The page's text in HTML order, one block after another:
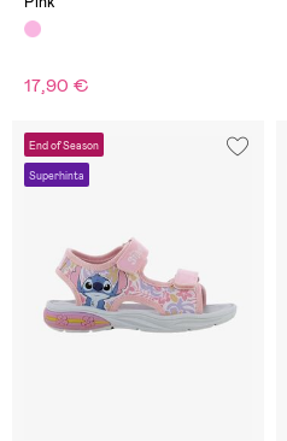
17,90 €
End of Season
Superhinta